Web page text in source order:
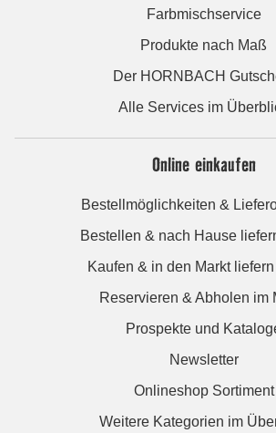
Farbmischservice
Produkte nach Maß
Der HORNBACH
Alle Services im
Online einkaufen
Bestellmöglichkeiten &
Bestellen & nach Hause
Kaufen & in den Markt
Reservieren & Abholen im
Prospekte und
Newsletter
Onlineshop Sortiment
Weitere Kategorien im